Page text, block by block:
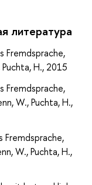
литература
Fremdsprache,
H., 2015
Fremdsprache,
W., Puchta, H.,
Fremdsprache,
W., Puchta, H.,